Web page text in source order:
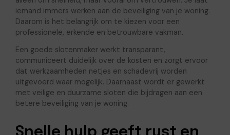
iemand immers werken aan de beveiliging van je woning.
Daarom is het belangrijk om te kiezen voor een
professionele, erkende en betrouwbare vakman.
Een goede slotenmaker werkt transparant,
communiceert duidelijk over de kosten en zorgt ervoor
dat werkzaamheden netjes en schadevrij worden
uitgevoerd waar mogelijk. Daarnaast wordt er gewerkt
met veilige en duurzame sloten die bijdragen aan een
betere beveiliging van je woning.